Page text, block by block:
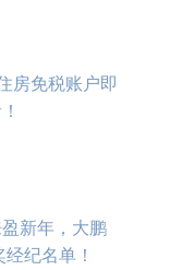
房免税账户即
新年，大鹏
纪名单！